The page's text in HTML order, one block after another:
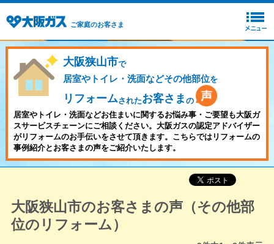
ご家庭のお客さま
大阪狭山市で
居室やトイレ・洗面などその他部位を
リフォームされたお客さま の
居室やトイレ・洗面などお住まいに関するお悩み事・ご要望も大阪ガ
スサービスチェーンにご相談ください。大阪ガスの認定アドバイザー
がリフォームのお手伝いをさせて頂きます。こちらではリフォームの
事例紹介とお客さまの声をご紹介いたします。
大阪狭山市のお客さまの声（その他部
位のリフォーム）